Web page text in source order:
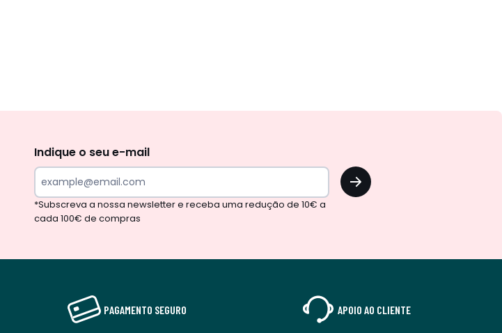
Indique o seu e-mail
OK
*Subscreva a nossa newsletter e receba uma redução de 10€ a
cada 100€ de compras
PAGAMENTO SEGURO APOIO AO CLIENTE